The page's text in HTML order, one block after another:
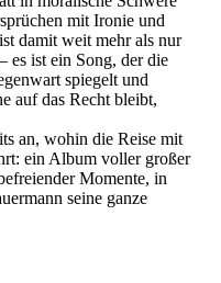
mit Ironie und
damit weit mehr als nur
es ist ein Song, der die
spiegelt und
auf das Recht bleibt,
an, wohin die Reise mit
ein Album voller großer
Momente, in
seine ganze